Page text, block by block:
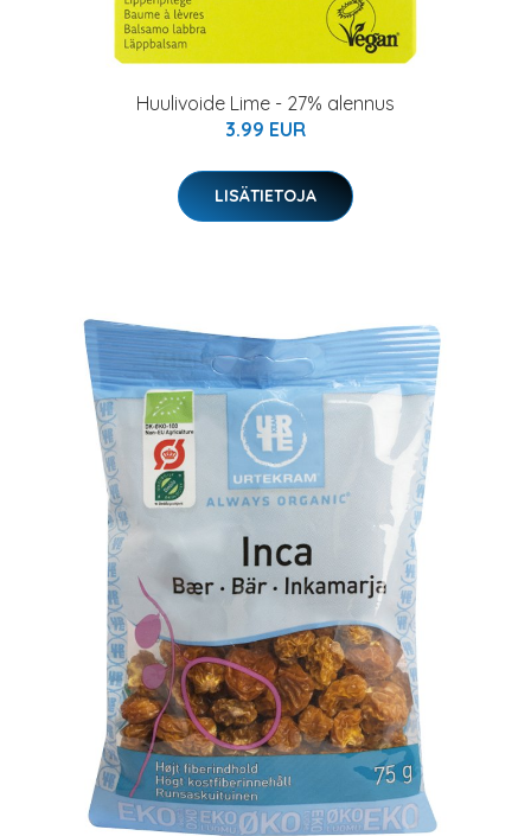
Huulivoide Lime - 27% alennus
3.99 EUR
LISÄTIETOJA